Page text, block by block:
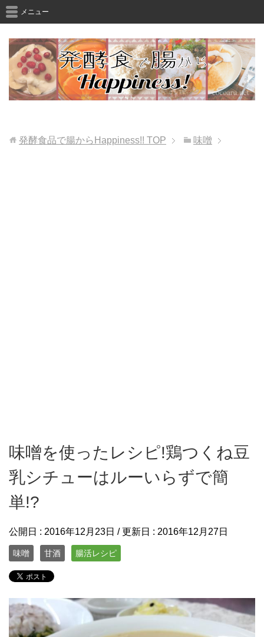
メニュー
発酵食品で腸からHappiness!! TOP 味噌
味噌を使ったレシピ!鶏つくね豆
乳シチューはルーいらずで簡
単!?
公開日 : 2016年12月23日 / 更新日 : 2016年12月27日
味噌 甘酒 腸活レシピ